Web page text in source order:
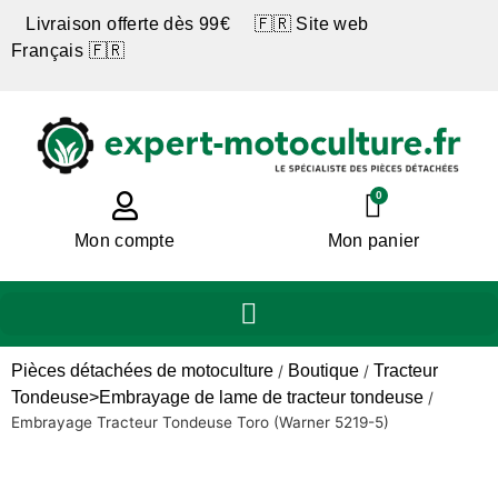
Livraison offerte dès 99€ 🇫🇷 Site web
Français 🇫🇷
Mon compte
0
Mon panier
Pièces détachées de motoculture / Boutique / Tracteur
Tondeuse>Embrayage de lame de tracteur tondeuse /
Embrayage Tracteur Tondeuse Toro (Warner 5219-5)